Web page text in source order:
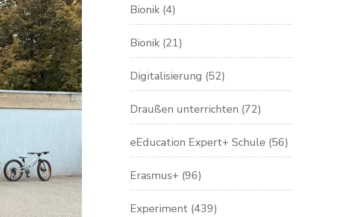
Bionik (4)
Bionik (21)
Digitalisierung (52)
Draußen unterrichten (72)
eEducation Expert+ Schule (56)
Erasmus+ (96)
Experiment (439)